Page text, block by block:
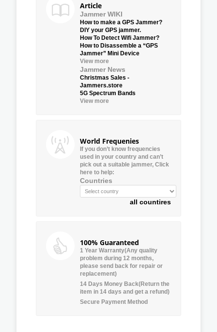
Article
Jammer WIKI
How to make a GPS Jammer?
DIY your GPS jammer.
How To Detect Wifi Jammer?
How to Disassemble a “GPS
Jammer” Mini Device
View more
Jammer News
Christmas Sales -
Jammers.store
5G Spectrum Bands
View more
World Frequenies
If you don’t know frequencies
used in your country and can’t
pick out a suitable jammer, Click
here to help:
Countries
all countires
100% Guaranteed
1 Year Warranty(Any quality
problem during 12 months,
please send back for repair or
replacement)
14 Days Money Back(Return the
item in 14 days and get a refund)
Secure Payment Method